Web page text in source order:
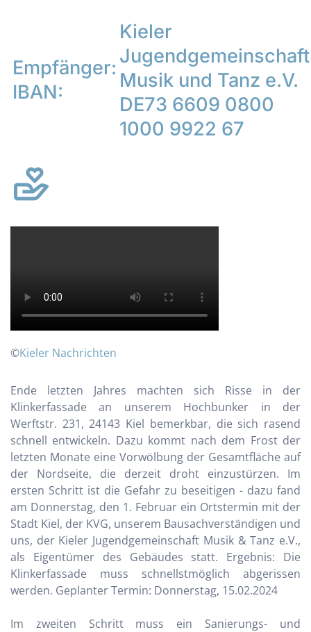
Empfänger:
IBAN:
Kieler
Jugendgemeinschaft
Musik und Tanz e.V.
DE73 6609 0800
1000 9922 67
©Kieler Nachrichten
Ende letzten Jahres machten sich Risse in der
Klinkerfassade an unserem Hochbunker in der
Werftstr. 231, 24143 Kiel bemerkbar, die sich rasend
schnell entwickeln. Dazu kommt nach dem Frost der
letzten Monate eine Vorwölbung der Gesamtfläche auf
der Nordseite, die derzeit droht einzustürzen. Im
ersten Schritt ist die Gefahr zu beseitigen - dazu fand
am Donnerstag, den 1. Februar ein Ortstermin mit der
Stadt Kiel, der KVG, unserem Bausachverständigen und
uns, der Kieler Jugendgemeinschaft Musik & Tanz e.V.,
als Eigentümer des Gebäudes statt. Ergebnis: Die
Klinkerfassade muss schnellstmöglich abgerissen
werden. Geplanter Termin: Donnerstag, 15.02.2024
Im zweiten Schritt muss ein Sanierungs- und